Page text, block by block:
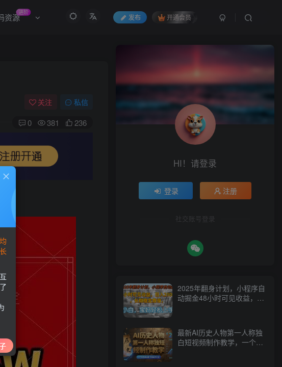
发布 开通会员
资源进阶
关注 私信
0 381 236
HI！请登录
登录 注册
社交账号登录
2025年翻身计划，小程序自
动掘金48小时可见收益，日
最新AI历史人物第一人称独
白短视频制作教学，一个半